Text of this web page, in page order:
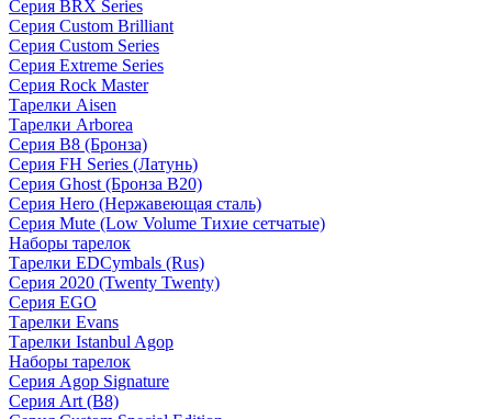
Серия BRX Series
Серия Custom Brilliant
Серия Custom Series
Серия Extreme Series
Серия Rock Master
Тарелки Aisen
Тарелки Arborea
Серия B8 (Бронза)
Серия FH Series (Латунь)
Серия Ghost (Бронза B20)
Серия Hero (Нержавеющая сталь)
Серия Mute (Low Volume Тихие сетчатые)
Наборы тарелок
Тарелки EDCymbals (Rus)
Серия 2020 (Twenty Twenty)
Серия EGO
Тарелки Evans
Тарелки Istanbul Agop
Наборы тарелок
Серия Agop Signature
Серия Art (B8)